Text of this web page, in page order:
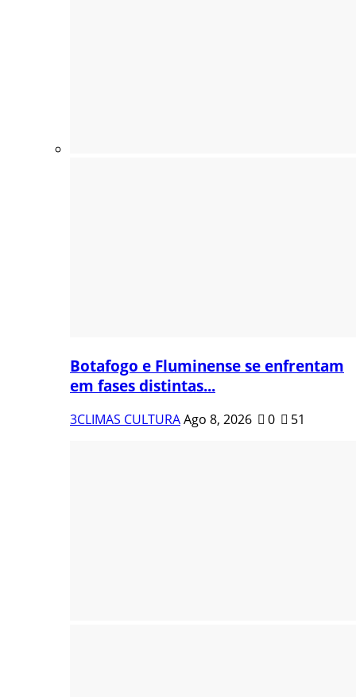
Botafogo e Fluminense se enfrentam
em fases distintas...
3CLIMAS CULTURAAgo 8, 2026 0 51